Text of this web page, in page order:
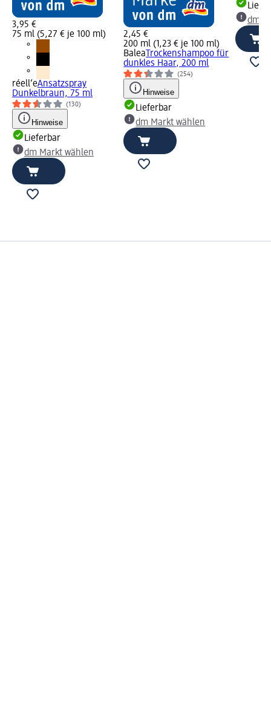
3,95 €
75 ml (5,27 € je 100 ml)
réell‘eAnsatzspray
Dunkelbraun, 75 ml
(130)
Hinweise
Lieferbar
dm Markt wählen
2,45 €
200 ml (1,23 € je 100 ml)
Balea Trockenshampoo für
dunkles Haar, 200 ml
(254)
Hinweise
Lieferbar
dm Markt wählen
dm